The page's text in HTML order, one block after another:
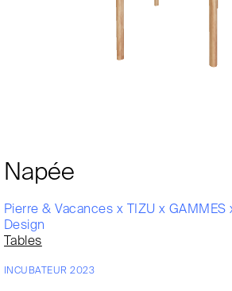
Napée
Pierre & Vacances x TIZU x GAMMES
Design
Tables
INCUBATEUR 2023